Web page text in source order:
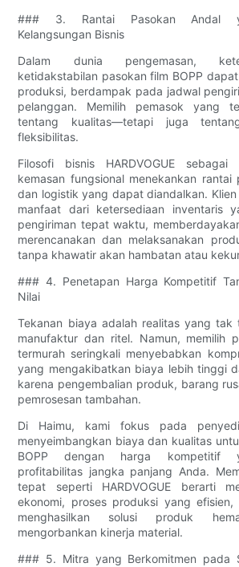
### 3. Rantai Pasokan Andal
Kelangsungan Bisnis
Dalam dunia pengemasan,
ketidakstabilan pasokan film BOPP
produksi, berdampak pada jadwal
pelanggan. Memilih pemasok yang
tentang kualitas—tetapi juga
fleksibilitas.
Filosofi bisnis HARDVOGUE sebagai
kemasan fungsional menekankan
dan logistik yang dapat diandalkan.
manfaat dari ketersediaan inventaris
pengiriman tepat waktu,
merencanakan dan melaksanakan
tanpa khawatir akan hambatan atau
### 4. Penetapan Harga Kompetitif
Nilai
Tekanan biaya adalah realitas yang tak
manufaktur dan ritel. Namun, memilih
termurah seringkali menyebabkan
yang mengakibatkan biaya lebih tinggi
karena pengembalian produk, barang
pemrosesan tambahan.
Di Haimu, kami fokus pada
menyeimbangkan biaya dan kualitas
BOPP dengan harga kompetitif
profitabilitas jangka panjang Anda.
tepat seperti HARDVOGUE berarti
ekonomi, proses produksi yang
menghasilkan solusi produk
mengorbankan kinerja material.
### 5. Mitra yang Berkomitmen pada